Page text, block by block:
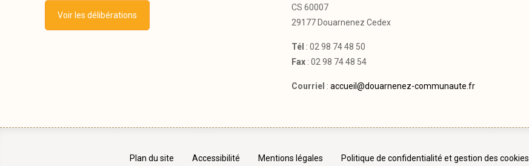
Voir les délibérations
CS 60007
29177 Douarnenez Cedex
Tél : 02 98 74 48 50
Fax: 02 98 74 48 54
Courriel : accueil@douarnenez-communaute.fr
Plan du site Accessibilité Mentions légales Politique de confidentialité et gestion des cookies